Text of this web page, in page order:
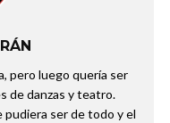
pero luego quería ser
de danzas y teatro.
pudiera ser de todo y el